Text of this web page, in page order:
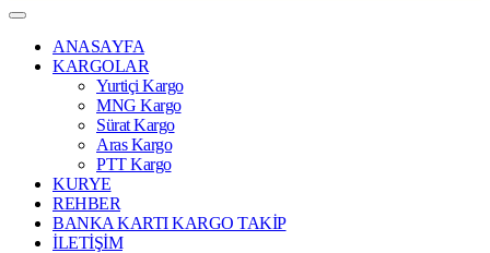
ANASAYFA
KARGOLAR
Yurtiçi Kargo
MNG Kargo
Sürat Kargo
Aras Kargo
PTT Kargo
KURYE
REHBER
BANKA KARTI KARGO TAKİP
İLETİŞİM